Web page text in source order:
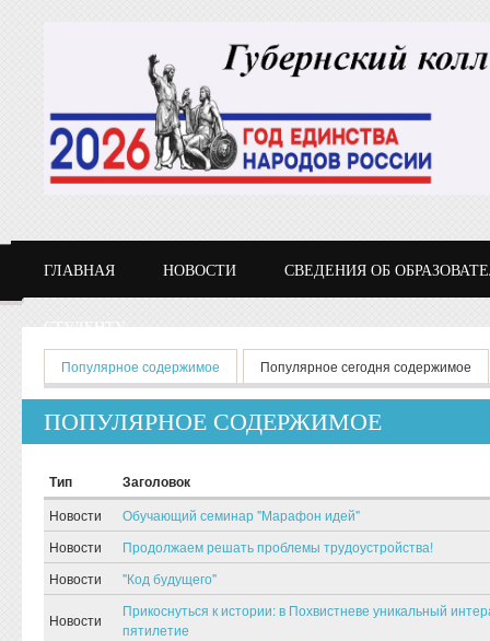
ГЛАВНАЯ НОВОСТИ СВЕДЕНИЯ ОБ
СТУДЕНТУ
Главные вкладки
Популярное содержимое (активная вкладка)
Популярное сегодня содержимое
ПОПУЛЯРНОЕ СОДЕРЖИМОЕ
Тип Заголовок
Новости
Обучающий семинар "Марафон идей"
Новости
Продолжаем решать проблемы трудоустройства!
Новости
"Код будущего"
Новости
Прикоснуться к истории: в Похвистневе уникальный
пятилетие